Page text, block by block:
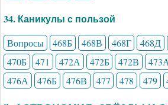
34. Каникулы с пользой
Вопросы 468Б 468В 468Г 468Д
470Б
471 472А 472Б 472В 473А
476А
476Б 476В 477 478 479